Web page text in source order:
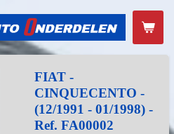
FIAT -
CINQUECENTO -
(12/1991 - 01/1998) -
Ref. FA00002